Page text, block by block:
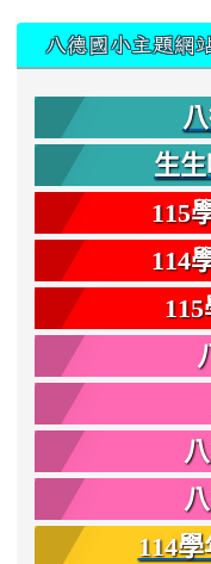
八德國小主題網
生
115
114
114